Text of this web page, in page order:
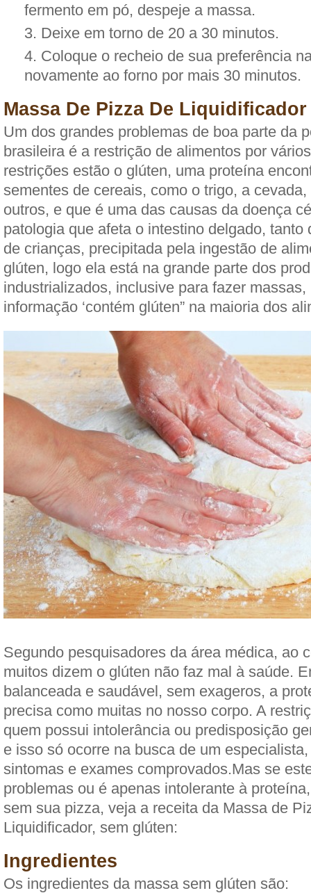
fermento em pó, despeje a massa.
Deixe em torno de 20 a 30 minutos.
Coloque o recheio de sua preferência
novamente ao forno por mais 30 minutos.
Massa De Pizza De
Um dos grandes problemas de boa parte da
brasileira é a restrição de alimentos por
restrições estão o glúten, uma proteína
sementes de cereais, como o trigo, a
outros, e que é uma das causas da doença
patologia que afeta o intestino delgado, tanto
de crianças, precipitada pela ingestão de
glúten, logo ela está na grande parte dos
industrializados, inclusive para fazer
informação ‘contém glúten” na maioria dos
Segundo pesquisadores da área médica, ao
muitos dizem o glúten não faz mal à saúde.
balanceada e saudável, sem exageros, a
precisa como muitas no nosso corpo. A
quem possui intolerância ou predisposição
e isso só ocorre na busca de um
sintomas e exames comprovados.Mas se
problemas ou é apenas intolerante à
sem sua pizza, veja a receita da Massa de
Liquidificador, sem glúten:
Ingredientes
Os ingredientes da massa sem glúten são: